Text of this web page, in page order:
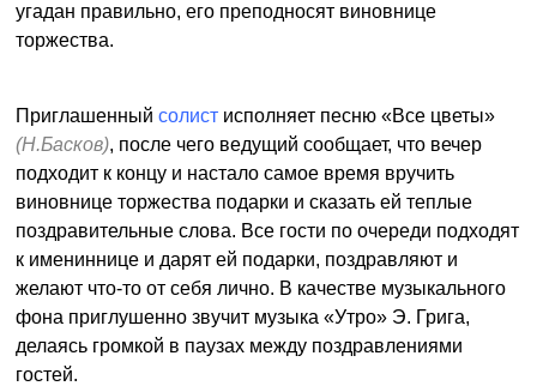
угадан правильно, его преподносят виновнице
торжества.
Приглашенныйсолист исполняет песню «Все цветы»
(Н.Басков), после чего ведущий сообщает, что вечер
подходит к концу и настало самое время вручить
виновнице торжества подарки и сказать ей теплые
поздравительные слова. Все гости по очереди подходят
к имениннице и дарят ей подарки, поздравляют и
желают что-то от себя лично. В качестве музыкального
фона приглушенно звучит музыка «Утро» Э. Грига,
делаясь громкой в паузах между поздравлениями
гостей.